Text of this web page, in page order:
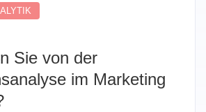
Sie von der
im Marketing